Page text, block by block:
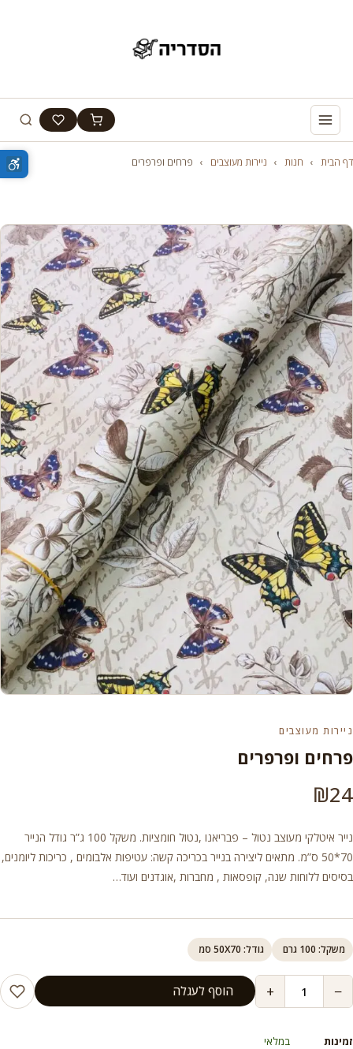
דף הבית › חנות › ניירות מעוצבים › פרחים ופרפרים
ניירות מעוצבים
פרחים ופרפרים
₪24
נייר איטלקי מעוצב נטול – פבריאנו ,נטול חומציות. משקל 100 ג”ר גודל הנייר
70*50 ס”מ. מתאים ליצירה בנייר בכריכה קשה: עטיפות אלבומים , כריכות ליומנים,
בסיסים ללוחות שנה, קופסאות , מחברות ,אוגדנים ועוד…
משקל: 100 גרם גודל: 50X70 סמ
−
+ הוסף לעגלה
זמינות
במלאי